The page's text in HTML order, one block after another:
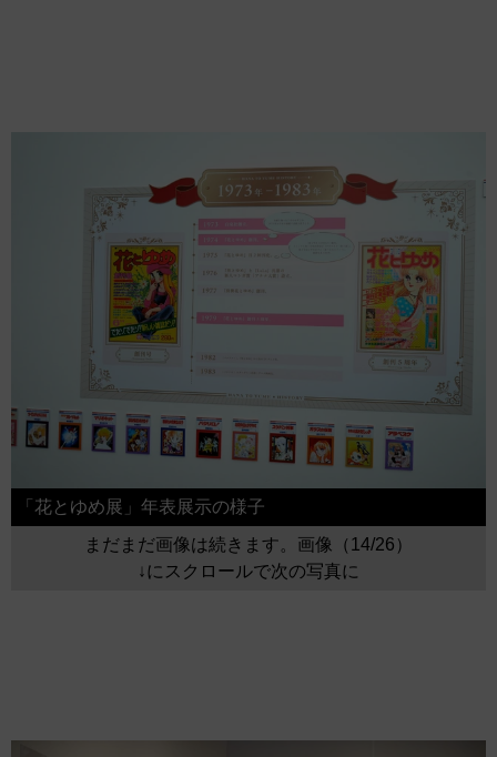
「花とゆめ展」年表展示の様子
まだまだ画像は続きます。画像（14/26）
↓にスクロールで次の写真に